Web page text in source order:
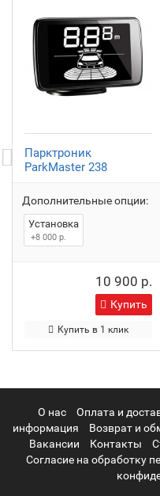
Парктроник
ParkMaster 238
Дополнительные опции:
Установка
+8 000 р.
10 900 р.
Купить
Купить в 1 клик
О нас Оплата и
информация
Возврат и
Вакансии
Контакты
Согласие на обработку